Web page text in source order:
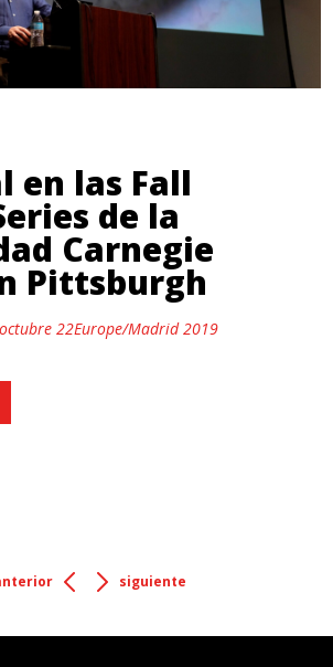
en las Fall
de la
Carnegie
Pittsburgh
22Europe/Madrid 2019
siguiente